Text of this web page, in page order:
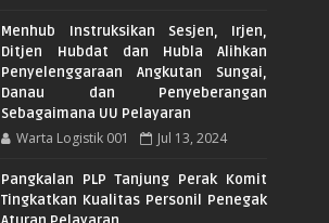
Menhub Instruksikan Sesjen, Irjen,
Ditjen Hubdat dan Hubla Alihkan
Penyelenggaraan Angkutan Sungai,
Danau dan Penyeberangan
Sebagaimana UU Pelayaran
Warta Logistik 001 Jul 13, 2024
Pangkalan PLP Tanjung Perak Komit
Tingkatkan Kualitas Personil Penegak